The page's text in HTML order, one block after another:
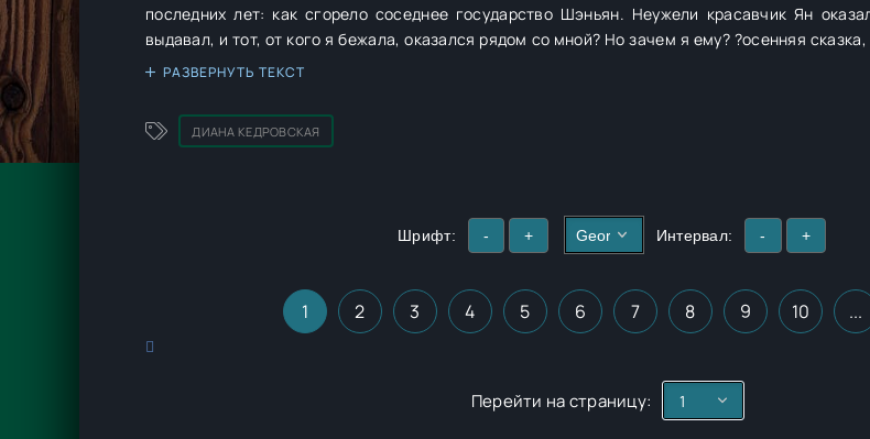
последних лет: как сгорело соседнее государство Шэньян. Неужели красавчик Ян оказался не тем, за кого себя
выдавал, и тот, от кого я бежала, оказался рядом со мной? Но зачем я ему? ?осенняя сказка, переходящая в зимнюю ❄️
героиня — ведьмочка с вредным характером, которая хочет, чтобы ее просто оставили в покое ? герой —
ОДНОТОМНИК
РАЗВЕРНУТЬ ТЕКСТ
ДИАНА КЕДРОВСКАЯ
Шрифт: - + Интервал: - +
1 2 3 4 5 6 7 8 9 10 ...
Перейти на страницу: